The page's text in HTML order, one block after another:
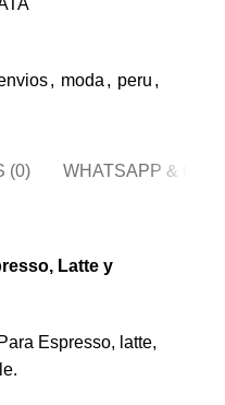
, moda , peru ,
(0) WHATSAPP &
Latte y
Espresso, latte,